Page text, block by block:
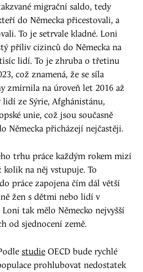
migrační saldo, tedy
do Německa přicestovali, a
To je setrvale kladné. Loni
příliv cizinců do Německa na
lidí. To je zhruba o třetinu
což znamená, že se síla
zmírnila na úroveň let 2016 až
ze Sýrie, Afghánistánu,
unie, což jsou současně
Německa přicházejí nejčastěji.
trhu práce každým rokem mizí
kolik na něj vstupuje. To
práce zapojena čím dál větší
žen s dětmi nebo lidí v
tak mělo Německo nejvyšší
od sjednocení země.
studie OECD bude rychlé
prohlubovat nedostatek